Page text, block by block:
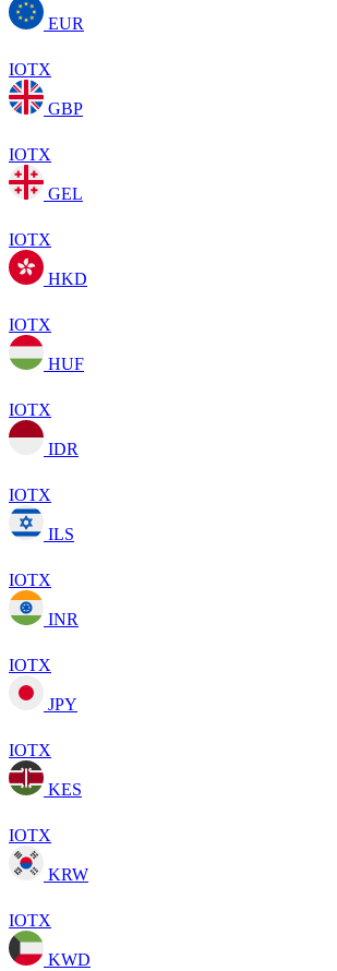
EUR
IOTX
GBP
IOTX
GEL
IOTX
HKD
IOTX
HUF
IOTX
IDR
IOTX
ILS
IOTX
INR
IOTX
JPY
IOTX
KES
IOTX
KRW
IOTX
KWD